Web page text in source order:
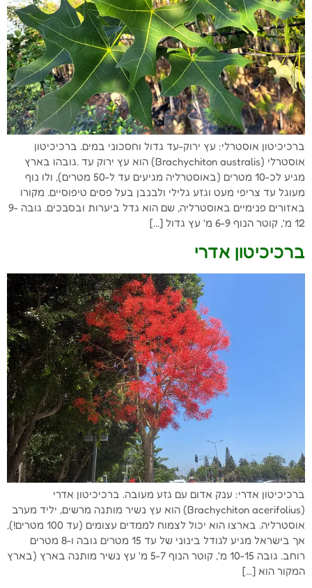
ברכיכיטון אוסטרלי: עץ ירוק-עד גדול וחסכוני במים. ברכיכיטון
אוסטרלי (Brachychiton australis) הוא עץ ירוק עד .גובהו בארץ
מגיע לכ-10 מטרים (באוסטרליה מגיעים עד ל-50 מטרים), ולו נוף
מעוגל עד צריפי מעט וגזע גלילי ולבנבן בעל פסים טיפוסיים. מקורו
באזורים פנימיים באוסטרליה, שם הוא גדל ביערות ובסבכים. גובה 9-
12 מ', קוטר הנוף 6-9 מ' עץ גדול […]
ברכיכיטון אדרי
ברכיכיטון אדרי: ענק אדום עם גזע מעובה. ברכיכיטון אדרי
(Brachychiton acerifolius) הוא עץ נשיר מותנה מרשים, יליד מערב
אוסטרליה. בארצו הוא יכול לצמוח לממדים עצומים (עד 100 מטרים!),
אך בישראל מגיע לגודל בינוני של עד 15 מטרים גובה ו-8 מטרים
רוחב. גובה 10-15 מ', קוטר הנוף 5-7 מ' עץ נשיר מותנה בארץ (בארץ
המקור הוא […]